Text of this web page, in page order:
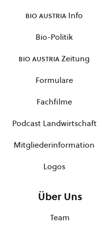
bio austria Info
Bio-Politik
bio austriaZeitung
Formulare
Fachfilme
Podcast Landwirtschaft
Mitgliederinformation
Logos
Über Uns
Team